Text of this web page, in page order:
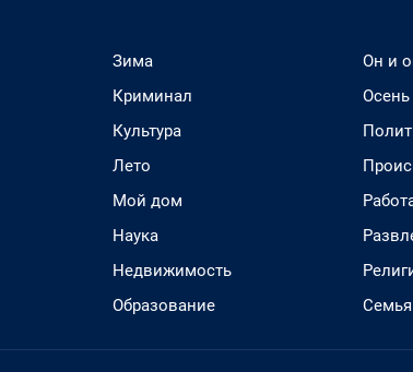
Зима
Криминал
Культура
Лето
Мой дом
Наука
Недвижимость
Образование
Он и
Осень
Семья